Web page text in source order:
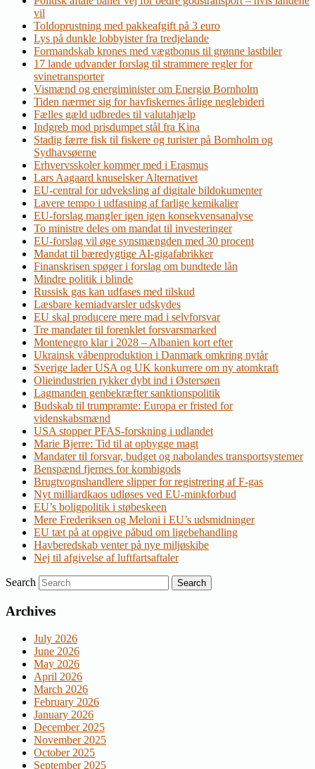
vil
Toldoprustning med pakkeafgift på 3 euro
Lys på dunkle lobbyister fra tredjelande
Formandskab krones med vægtbonus til grønne lastbiler
17 lande udvander forslag til strammere regler for
svinetransporter
Vismænd og energiminister om Energiø Bornholm
Tiden nærmer sig for havfiskernes årlige neglebideri
Fælles gæld udbredes til valutahjælp
Indgreb mod prisdumpet stål fra Kina
Stadig færre fisk til fiskere og turister på Bornholm og
Sydhavsøerne
Erhvervsskoler kommer med i Erasmus
Lars Aagaard knuselsker Alternativet
EU-central for udveksling af digitale bildokumenter
Lavere tempo i udfasning af farlige kemikalier
EU-forslag mangler igen igen konsekvensanalyse
To ministre deles om mandat til investeringer
EU-forslag vil øge synsmængden med 30 procent
Mandat til bæredygtige AI-gigafabrikker
Finanskrisen spøger i forslag om bundtede lån
Mindre politik i blinde
Russisk gas kan udfases med tilskud
Læsbare kemiadvarsler udskydes
EU skal producere mere mad i selvforsvar
Tre mandater til forenklet forsvarsmarked
Montenegro klar i 2028 – Albanien kort efter
Ukrainsk våbenproduktion i Danmark omkring nytår
Sverige lader USA og UK konkurrere om ny atomkraft
Olieindustrien rykker dybt ind i Østersøen
Lagmanden genbekræfter sanktionspolitik
Budskab til trumpramte: Europa er fristed for
videnskabsmænd
USA stopper PFAS-forskning i udlandet
Marie Bjerre: Tid til at opbygge magt
Mandater til forsvar, budget og nabolandes transportsystemer
Benspænd fjernes for kombigods
Brugtvognshandlere slipper for registrering af F-gas
Nyt milliardkaos udløses ved EU-minkforbud
EU’s boligpolitik i støbeskeen
Mere Frederiksen og Meloni i EU’s udsmidninger
EU tæt på at opgive påbud om ligebehandling
Havberedskab venter på nye miljøskibe
Nej til afgivelse af luftfartsaftaler
Search
Archives
July 2026
June 2026
May 2026
April 2026
March 2026
February 2026
January 2026
December 2025
November 2025
October 2025
September 2025